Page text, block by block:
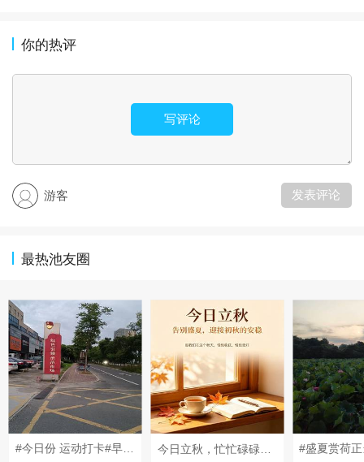
你的热评
写评论
游客 发表评论
最热池友圈
#今日份 运动打卡#早上好！